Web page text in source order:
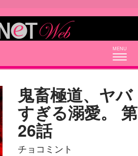
鬼畜極道、ヤバ
すぎる溺愛。 第
26話
チョコミント